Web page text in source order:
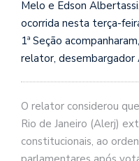
Melo e Edson
ocorrida nesta terça-
1ª Seção
relator, desembargador
O relator considerou
Rio de Janeiro (Alerj)
constitucionais, ao